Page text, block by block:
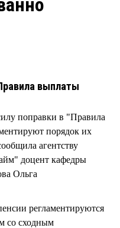
Архив
выплаты
поправки в "Правила
порядок их
агентству
доцент кафедры
Ольга
регламентируются
со сходным